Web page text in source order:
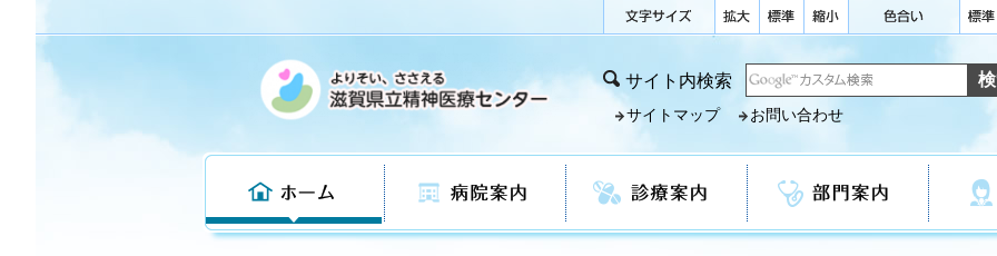
サイト内検索
サイトマップ お問い合わせ
ホーム